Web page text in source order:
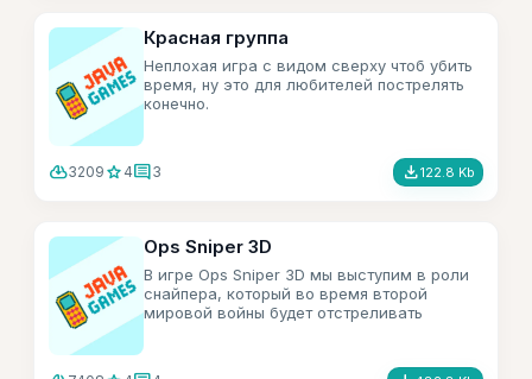
Красная группа
Неплохая игра с видом сверху чтоб убить
время, ну это для любителей пострелять
конечно.
cloud_download3209 star 4comment3 file_download122.8 Kb
Ops Sniper 3D
В игре Ops Sniper 3D мы выступим в роли
снайпера, который во время второй
мировой войны будет отстреливать